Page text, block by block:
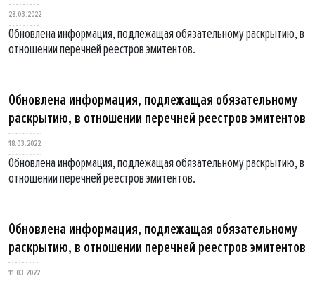
28.03.2022
Обновлена информация, подлежащая обязательному раскрытию, в
отношении перечней реестров эмитентов.
Обновлена информация, подлежащая обязательному
раскрытию, в отношении перечней реестров эмитентов
18.03.2022
Обновлена информация, подлежащая обязательному раскрытию, в
отношении перечней реестров эмитентов.
Обновлена информация, подлежащая обязательному
раскрытию, в отношении перечней реестров эмитентов
11.03.2022